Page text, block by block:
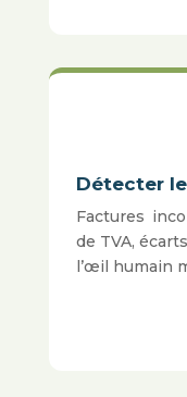
Détecter
Factures
de TVA,
l’œil humain